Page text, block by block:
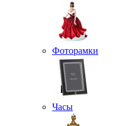
Фоторамки
Часы